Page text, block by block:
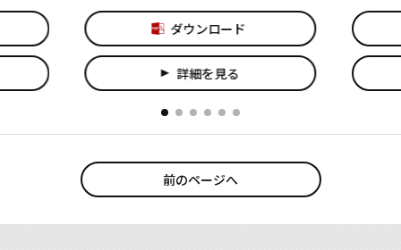
ダウンロード
play_arrow 詳細を見る
前のページへ